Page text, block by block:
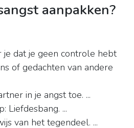
aanpakken?
je dat je geen controle hebt
of gedachten van andere
in je angst toe. ...
Liefdesbang. ...
van het tegendeel. ...